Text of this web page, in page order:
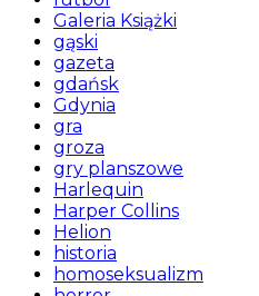
Galeria Książki
gąski
gazeta
gdańsk
Gdynia
gra
groza
gry planszowe
Harlequin
Harper Collins
Helion
historia
homoseksualizm